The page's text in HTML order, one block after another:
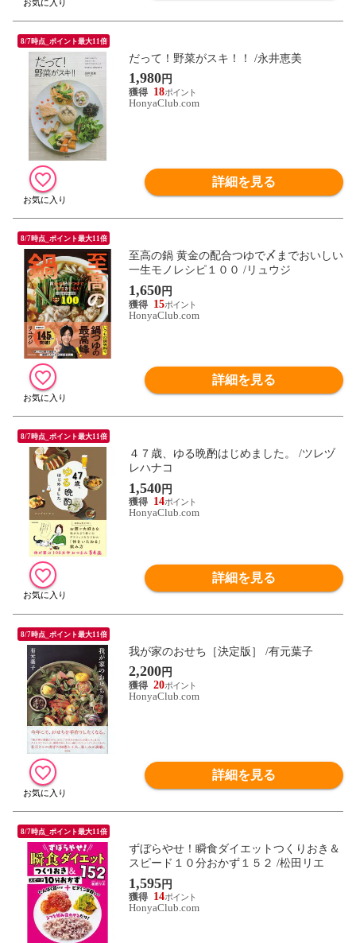
8/7時点_ポイント最大11倍
だって！野菜がスキ！！ /永井恵美
1,980円
18
HonyaClub.com
詳細を見る
8/7時点_ポイント最大11倍
至高の鍋 黄金の配合つゆで〆までおいしい
一生モノレシピ１００ /リュウジ
1,650円
15
HonyaClub.com
詳細を見る
8/7時点_ポイント最大11倍
４７歳、ゆる晩酌はじめました。 /ツレヅ
レハナコ
1,540円
14
HonyaClub.com
詳細を見る
8/7時点_ポイント最大11倍
我が家のおせち［決定版］ /有元葉子
2,200円
20
HonyaClub.com
詳細を見る
8/7時点_ポイント最大11倍
ずぼらやせ！瞬食ダイエットつくりおき＆
スピード１０分おかず１５２ /松田リエ
1,595円
14
HonyaClub.com